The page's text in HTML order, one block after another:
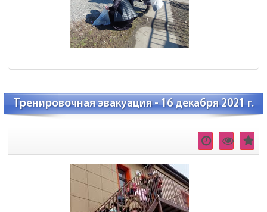
Тренировочная эвакуация - 16 декабря 2021 г.